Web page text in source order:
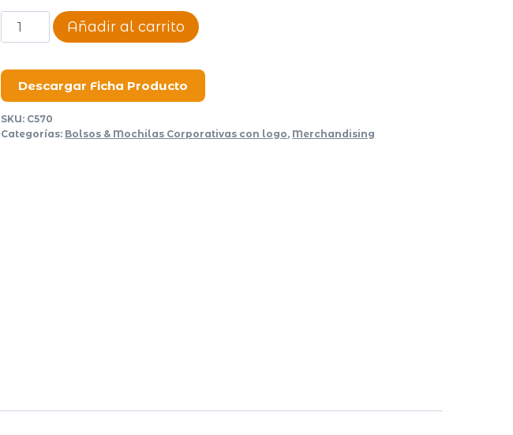
Mochila
Iris
Añadir al carrito
Descargar Ficha Producto
SKU: C570
Categorías: Bolsos & Mochilas Corporativas con logo, Merchandising